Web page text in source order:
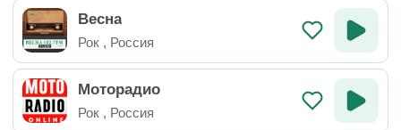
Весна
Рок , Россия
Моторадио
Рок , Россия